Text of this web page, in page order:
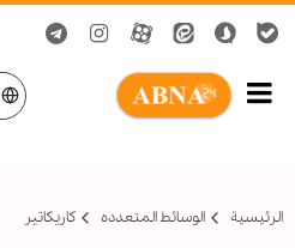
الرئيسية الوسائط المتعدده کاریکاتیر